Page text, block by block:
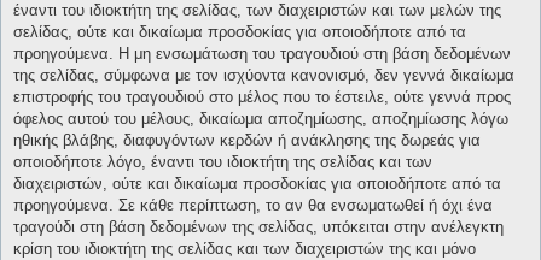
έναντι του ιδιοκτήτη της σελίδας, των διαχειριστών και των μελών της
σελίδας, ούτε και δικαίωμα προσδοκίας για οποιοδήποτε από τα
προηγούμενα. Η μη ενσωμάτωση του τραγουδιού στη βάση δεδομένων
της σελίδας, σύμφωνα με τον ισχύοντα κανονισμό, δεν γεννά δικαίωμα
επιστροφής του τραγουδιού στο μέλος που το έστειλε, ούτε γεννά προς
όφελος αυτού του μέλους, δικαίωμα αποζημίωσης, αποζημίωσης λόγω
ηθικής βλάβης, διαφυγόντων κερδών ή ανάκλησης της δωρεάς για
οποιοδήποτε λόγο, έναντι του ιδιοκτήτη της σελίδας και των
διαχειριστών, ούτε και δικαίωμα προσδοκίας για οποιοδήποτε από τα
προηγούμενα. Σε κάθε περίπτωση, το αν θα ενσωματωθεί ή όχι ένα
τραγούδι στη βάση δεδομένων της σελίδας, υπόκειται στην ανέλεγκτη
κρίση του ιδιοκτήτη της σελίδας και των διαχειριστών της και μόνο